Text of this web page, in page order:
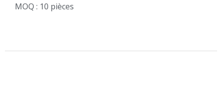
MOQ : 10 pièces